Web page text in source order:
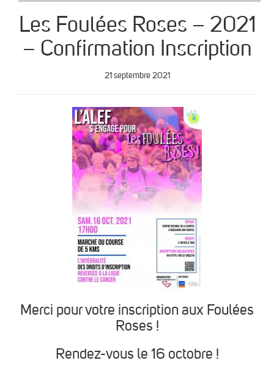
Les Foulées Roses – 2021
– Confirmation Inscription
21 septembre 2021
Merci pour votre inscription aux Foulées
Roses !
Rendez-vous le 16 octobre !